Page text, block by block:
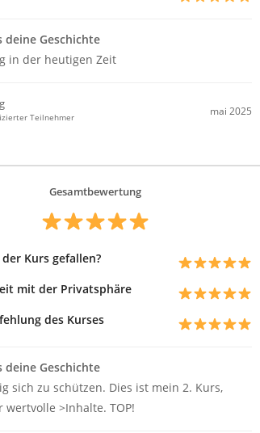
deine Geschichte
in der heutigen Zeit
Teilnehmer
mai 2025
Gesamtbewertung
Kurs gefallen?
mit der Privatsphäre
des Kurses
deine Geschichte
sich zu schützen. Dies ist mein 2. Kurs,
wertvolle >Inhalte. TOP!